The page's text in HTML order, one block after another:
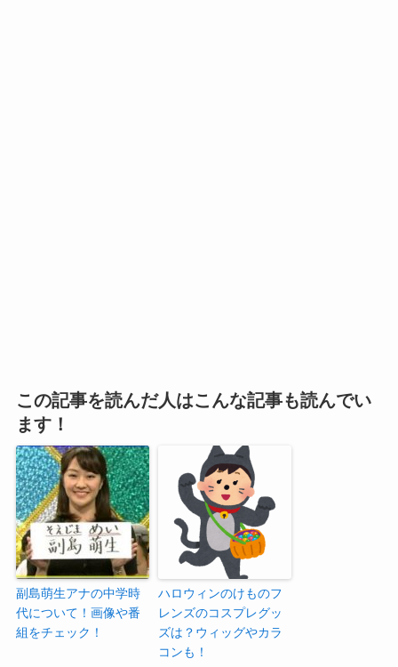
この記事を読んだ人はこんな記事も読んでい
ます！
副島萌生アナの中学時
代について！画像や番
組をチェック！
ハロウィンのけものフ
レンズのコスプレグッ
ズは？ウィッグやカラ
コンも！